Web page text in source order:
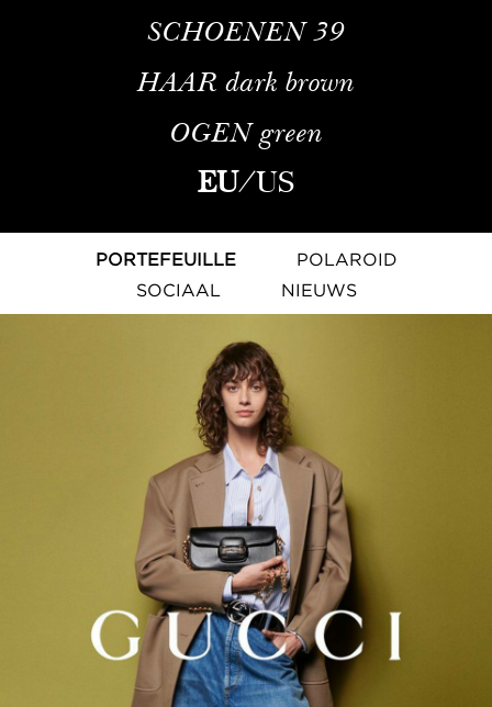
SCHOENEN 39
HAAR dark brown
OGEN green
EU/US
PORTEFEUILLE
POLAROID
SOCIAAL
NIEUWS